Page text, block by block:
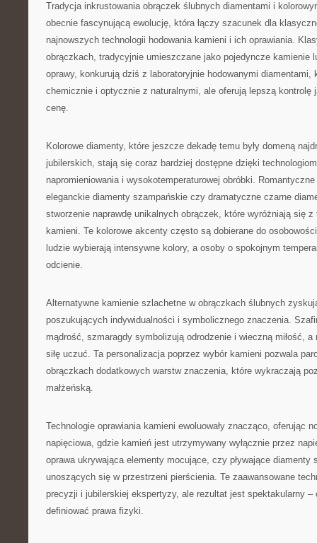
Tradycja inkrustowania obrączek ślubnych diamentami i
obecnie fascynującą ewolucję, która łączy szacunek dla
najnowszych technologii hodowania kamieni i ich oprawiania.
obrączkach, tradycyjnie umieszczane jako pojedyncze kamienie
oprawy, konkurują dziś z laboratoryjnie hodowanymi diamentami,
chemicznie i optycznie z naturalnymi, ale oferują lepszą kontrolę
cenę.
Kolorowe diamenty, które jeszcze dekadę temu były domeną
jubilerskich, stają się coraz bardziej dostępne dzięki
napromieniowania i wysokotemperaturowej obróbki.
eleganckie diamenty szampańskie czy dramatyczne czarne
stworzenie naprawdę unikalnych obrączek, które wyróżniają się z
kamieni. Te kolorowe akcenty często są dobierane do
ludzie wybierają intensywne kolory, a osoby o spokojnym
odcienie.
Alternatywne kamienie szlachetne w obrączkach ślubnych
poszukujących indywidualności i symbolicznego znaczenia.
mądrość, szmaragdy symbolizują odrodzenie i wieczną miłość,
siłę uczuć. Ta personalizacja poprzez wybór kamieni pozwala
obrączkach dodatkowych warstw znaczenia, które wykraczają
małżeńską.
Technologie oprawiania kamieni ewoluowały znacząco, oferując
napięciowa, gdzie kamień jest utrzymywany wyłącznie przez
oprawa ukrywająca elementy mocujące, czy pływające diamenty
unoszących się w przestrzeni pierścienia. Te zaawansowane
precyzji i jubilerskiej ekspertyzy, ale rezultat jest spektakularny –
definiować prawa fizyki.